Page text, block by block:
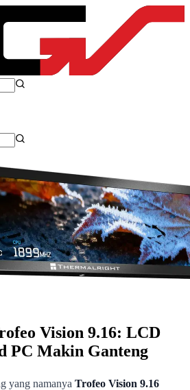
9.16: LCD Buat Bikin Build PC Makin
Vision 9.16: LCD
PC Makin Ganteng
yang namanya Trofeo Vision 9.16